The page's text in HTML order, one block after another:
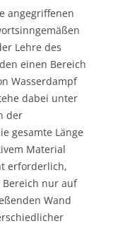
angegriffenen
Lehre des
einen Bereich
Wasserdampf
dabei unter
der
gesamte Länge
Material
erforderlich,
nur auf
Wand